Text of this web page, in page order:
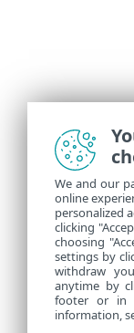
We and our
online
personalized
clicking
choosing
settings by
withdraw
anytime by
footer or in
information,